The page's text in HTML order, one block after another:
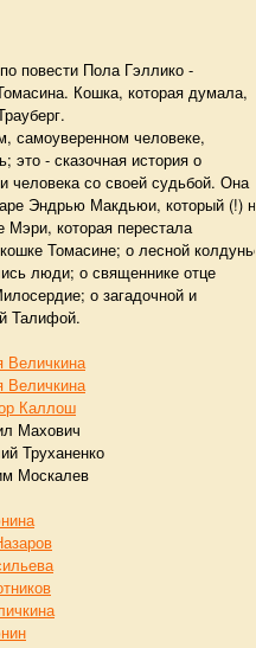
по повести Пола Гэллико -
Кошка, которая думала,
самоуверенном человеке,
это - сказочная история о
человека со своей судьбой. Она
Эндрью Макдьюи, который (!) не
которая перестала
Томасине; о лесной колдунье
люди; о священнике отце
о загадочной и
Талифой.
Величкина
Величкина
Каллош
Махович
Труханенко
Москалев